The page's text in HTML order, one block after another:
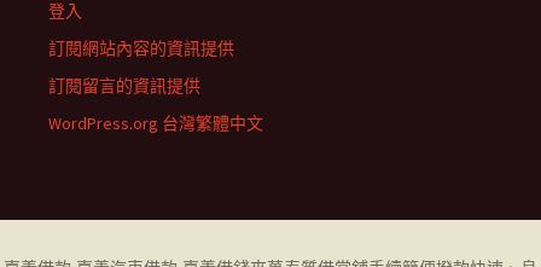
登入
訂閱網站內容的資訊提供
訂閱留言的資訊提供
WordPress.org 台灣繁體中文